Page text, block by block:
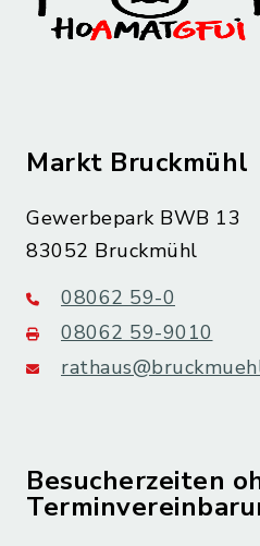
Markt Bruckmühl
Gewerbepark BWB 13
83052 Bruckmühl
08062 59-0
08062 59-9010
Besucherzeiten